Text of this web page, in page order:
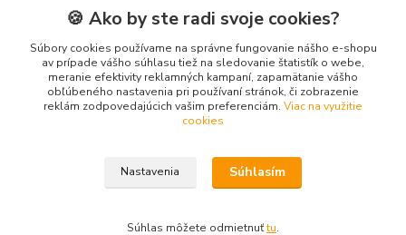
maros.stetina@geotherm.sk
Upravit sběr cookies.
Vytvorené na Eshop-rychlo.sk
🍪 Ako by ste radi svoje cookies?
Súbory cookies používame na správne fungovanie nášho e-shopu
av prípade vášho súhlasu tiež na sledovanie štatistík o webe,
meranie efektivity reklamných kampaní, zapamätanie vášho
obľúbeného nastavenia pri používaní stránok, či zobrazenie
reklám zodpovedajúcich vašim preferenciám. Viac na využitie
cookies
Nastavenia Súhlasím
Súhlas môžete odmietnuťtu.